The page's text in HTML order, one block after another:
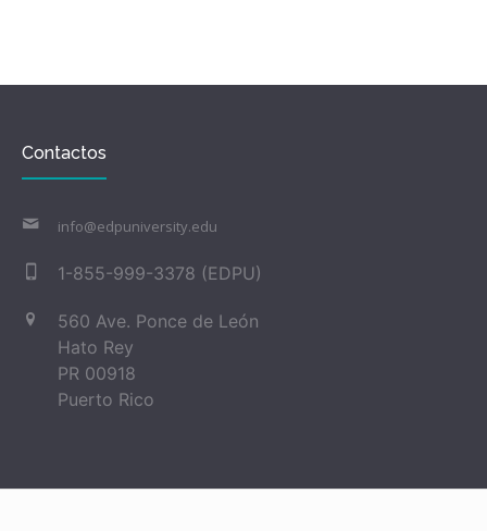
Contactos
info@edpuniversity.edu
1-855-999-3378 (EDPU)
560 Ave. Ponce de León
Hato Rey
PR 00918
Puerto Rico